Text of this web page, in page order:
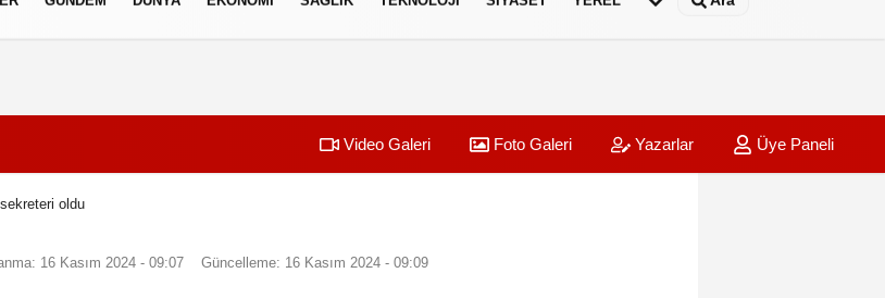
Video Galeri Foto Galeri Yazarlar Üye Paneli
oldu
16 Kasım 2024 - 09:07 Güncelleme: 16 Kasım 2024 - 09:09